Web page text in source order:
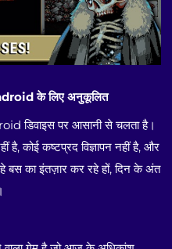
के लिए अनुकूलित
डिवाइस पर आसानी से चलता है।
कोई कष्टप्रद विज्ञापन नहीं है, और
बस का इंतज़ार कर रहे हों, दिन के अंत